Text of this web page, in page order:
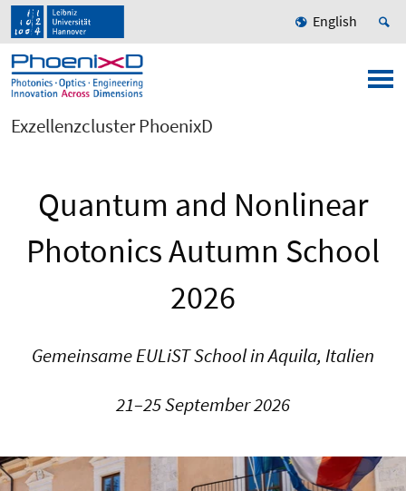
English
Exzellenzcluster PhoenixD
Quantum and Nonlinear
Photonics Autumn School
2026
Gemeinsame EULiST School in Aquila, Italien
21–25 September 2026